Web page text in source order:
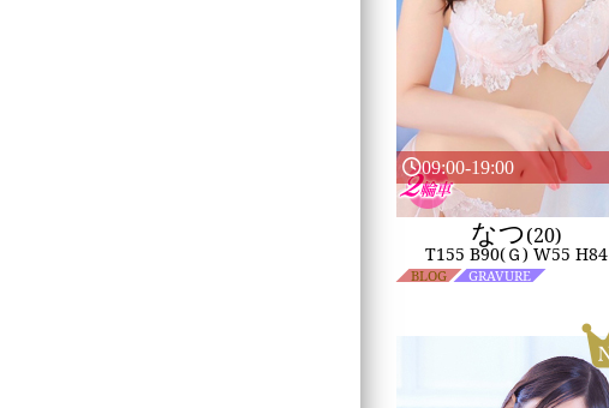
09:00-19:00
なつ(20)
T155 B90(Ｇ) W55 H84
BLOG GRAVURE